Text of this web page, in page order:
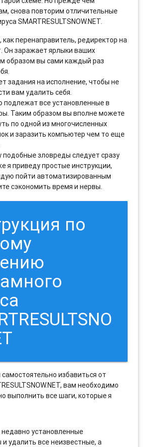
снова повторим отличительные
SMARTRESULTSNOW.NET.
как перенаправитель, редиректор на
Он заражает ярлыки ваших
образом вы сами каждый раз
задания на исполнение, чтобы не
вам удалить себя.
все установленные в
Таким образом вы вполне можете
по одной из многочисленных
и заразить компьютер чем то еще
зловреды следует сразу
я приведу простые инструкции,
пойти автоматизированным
сэкономить время и нервы.
по
избавиться от
вам необходимо
выполнить все шаги, которые я
установленные
удалить все неизвестные, а